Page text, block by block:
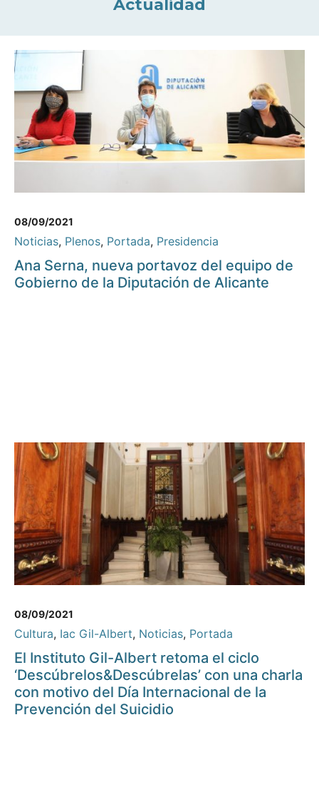
Actualidad
08/09/2021
Noticias, Plenos, Portada, Presidencia
Ana Serna, nueva portavoz del equipo de
Gobierno de la Diputación de Alicante
08/09/2021
Cultura, Iac Gil-Albert, Noticias, Portada
El Instituto Gil-Albert retoma el ciclo
‘Descúbrelos&Descúbrelas’ con una charla
con motivo del Día Internacional de la
Prevención del Suicidio